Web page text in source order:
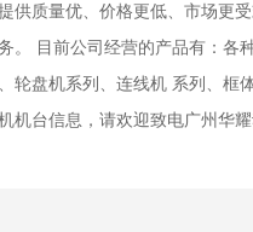
供质量优、价格更低、市场更
。 目前公司经营的产品有：各
轮盘机系列、连线机 系列、框
机台信息，请欢迎致电广州华